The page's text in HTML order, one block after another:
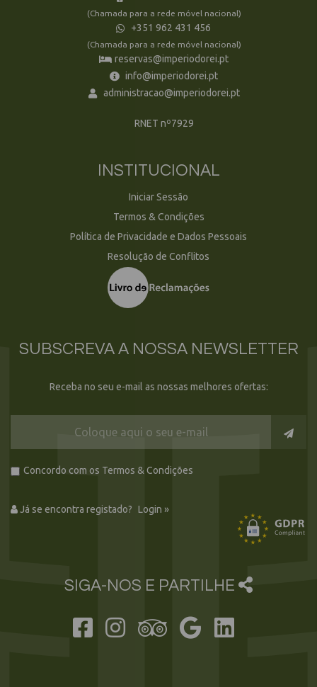
(Chamada para a rede móvel nacional)
+351 962 431 456
(Chamada para a rede móvel nacional)
reservas@imperiodorei.pt
info@imperiodorei.pt
administracao@imperiodorei.pt
RNET nº7929
INSTITUCIONAL
Iniciar Sessão
Termos & Condições
Política de Privacidade e Dados Pessoais
Resolução de Conflitos
SUBSCREVA A NOSSA NEWSLETTER
Receba no seu e-mail as nossas melhores ofertas:
Concordo com os Termos & Condições
Já se encontra registado? Login »
SIGA-NOS E PARTILHE